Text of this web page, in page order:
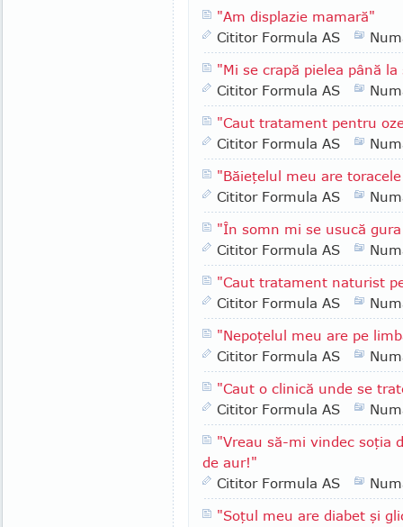
"Am displazie mamară"
Cititor Formula AS
"Mi se crapă pielea până la
Cititor Formula AS
"Caut tratament pentru
Cititor Formula AS
"Băieţelul meu are
Cititor Formula AS
"În somn mi se usucă
Cititor Formula AS
"Caut tratament naturist
Cititor Formula AS
"Nepoţelul meu are pe
Cititor Formula AS
"Caut o clinică unde se
Cititor Formula AS
"Vreau să-mi vindec soţia
de aur!"
Cititor Formula AS
"Soţul meu are diabet şi